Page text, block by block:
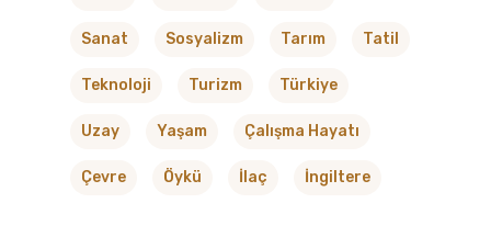
Sanat Sosyalizm Tarım Tatil
Teknoloji Turizm Türkiye
Uzay Yaşam Çalışma Hayatı
Çevre Öykü İlaç İngiltere